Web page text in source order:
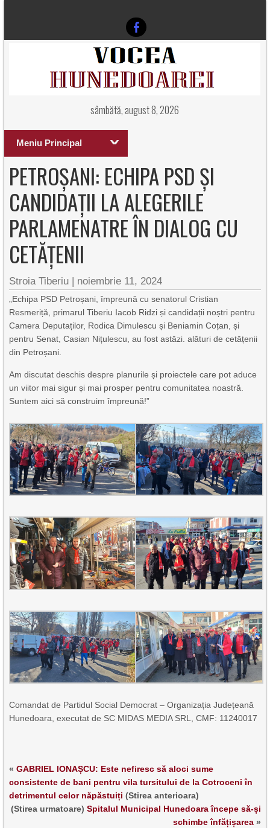
sâmbătă, august 8, 2026
Meniu Principal
PETROȘANI: ECHIPA PSD ȘI
CANDIDAȚII LA ALEGERILE
PARLAMENATRE ÎN DIALOG CU
CETĂȚENII
Stroia Tiberiu | noiembrie 11, 2024
„Echipa PSD Petroșani, împreună cu senatorul Cristian
Resmeriță, primarul Tiberiu Iacob Ridzi și candidații noștri pentru
Camera Deputaților, Rodica Dimulescu și Beniamin Coțan, și
pentru Senat, Casian Nițulescu, au fost astăzi. alături de cetățenii
din Petroșani.
Am discutat deschis despre planurile și proiectele care pot aduce
un viitor mai sigur și mai prosper pentru comunitatea noastră.
Suntem aici să construim împreună!”
Comandat de Partidul Social Democrat – Organizația Județeană
Hunedoara, executat de SC MIDAS MEDIA SRL, CMF: 11240017
«GABRIEL IONAȘCU: Este nefiresc să aloci sume
consistente de bani pentru vila tursitului de la Cotroceni în
detrimentul celor năpăstuiți (Stirea anterioara)
(Stirea urmatoare) Spitalul Municipal Hunedoara începe să-și
schimbe înfățișarea»